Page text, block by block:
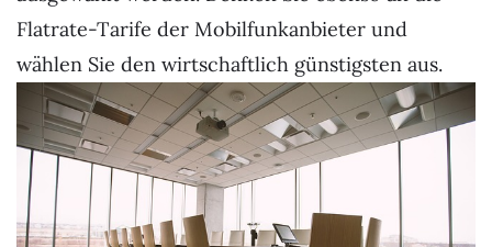
Flatrate-Tarife der Mobilfunkanbieter und
wählen Sie den wirtschaftlich günstigsten aus.